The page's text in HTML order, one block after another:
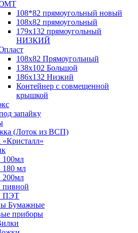
108*82 прямоугольный новый
108х82 прямоугольный
179х132 прямоугольный
НИЗКИЙ
108х82 Прямоугольный
138х102 Большой
186х132 Низкий
Контейнер с совмещенной
крышкой
запайку
(Лоток из ВСП)
«Кристалл»
100мл
180 мл
200мл
пивной
ПЭТ
Бумажные
приборы